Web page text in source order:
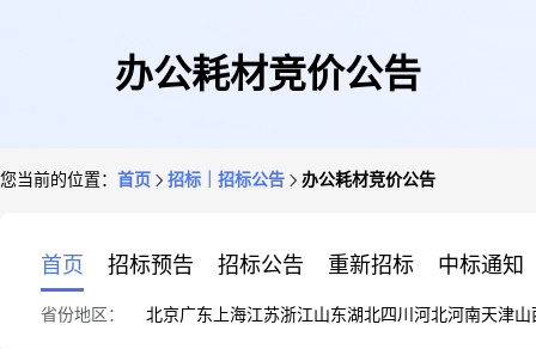
办公耗材竞价公告
您当前的位置： 首页 招标｜招标公告 办公耗材竞价公告
首页 招标预告 招标公告 重新招标 中标通知
省份地区： 北京广东 上海江苏浙江山东湖北四川 河北河南天津山